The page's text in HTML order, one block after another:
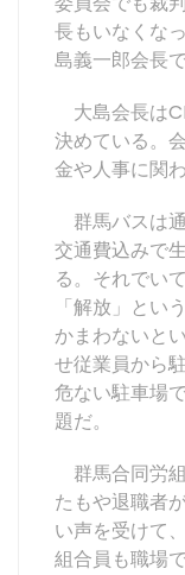
長もいなくな
島義一郎会長で
大島会長は
決めている。
金や人事に関
群馬バスは
交通費込みで
る。それでい
「解放」とい
かまわないと
せ従業員から
危ない駐車場
題だ。
群馬合同労
たもや退職者
い声を受けて
組合員も職場